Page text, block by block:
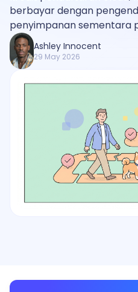
berbayar dengan
penyimpanan sementara
Ashley Innocent
29 May 2026